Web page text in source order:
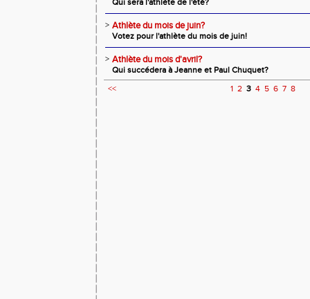
Qui sera l'athlète de l'été?
> Athlète du mois de juin?
Votez pour l'athlète du mois de juin!
> Athlète du mois d'avril?
Qui succédera à Jeanne et Paul Chuquet?
<<
1 2 3 4 5 6 7 8